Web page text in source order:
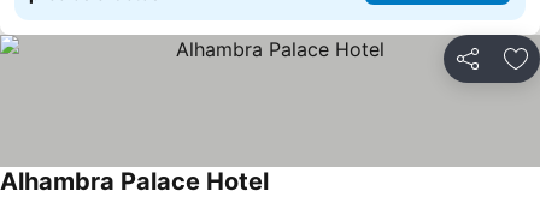
Compartir
Alhambra Palace Hotel